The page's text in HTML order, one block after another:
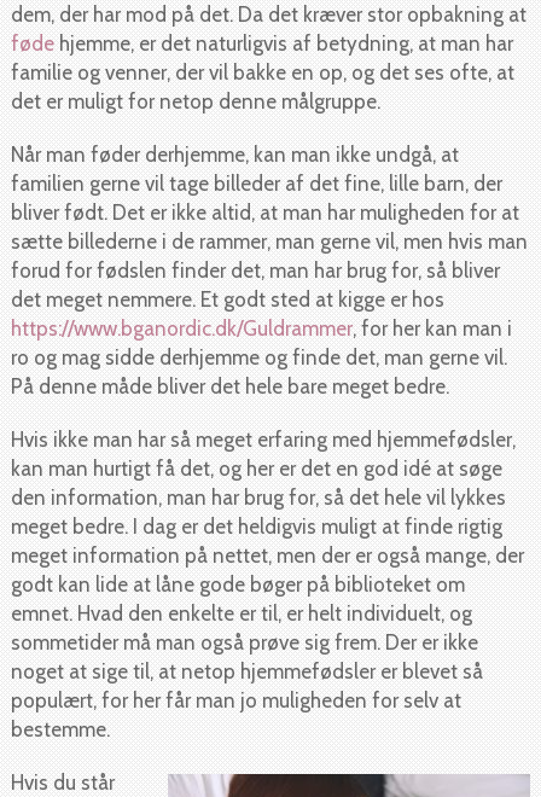
dem, der har mod på det. Da det kræver stor opbakning at
fødehjemme, er det naturligvis af betydning, at man har
familie og venner, der vil bakke en op, og det ses ofte, at
det er muligt for netop denne målgruppe.
Når man føder derhjemme, kan man ikke undgå, at
familien gerne vil tage billeder af det fine, lille barn, der
bliver født. Det er ikke altid, at man har muligheden for at
sætte billederne i de rammer, man gerne vil, men hvis man
forud for fødslen finder det, man har brug for, så bliver
det meget nemmere. Et godt sted at kigge er hos
https://www.bganordic.dk/Guldrammer, for her kan man i
ro og mag sidde derhjemme og finde det, man gerne vil.
På denne måde bliver det hele bare meget bedre.
Hvis ikke man har så meget erfaring med hjemmefødsler,
kan man hurtigt få det, og her er det en god idé at søge
den information, man har brug for, så det hele vil lykkes
meget bedre. I dag er det heldigvis muligt at finde rigtig
meget information på nettet, men der er også mange, der
godt kan lide at låne gode bøger på biblioteket om
emnet. Hvad den enkelte er til, er helt individuelt, og
sommetider må man også prøve sig frem. Der er ikke
noget at sige til, at netop hjemmefødsler er blevet så
populært, for her får man jo muligheden for selv at
bestemme.
Hvis du står